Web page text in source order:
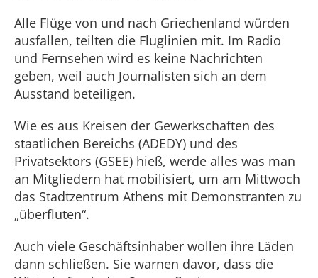
Alle Flüge von und nach Griechenland würden
ausfallen, teilten die Fluglinien mit. Im Radio
und Fernsehen wird es keine Nachrichten
geben, weil auch Journalisten sich an dem
Ausstand beteiligen.
Wie es aus Kreisen der Gewerkschaften des
staatlichen Bereichs (ADEDY) und des
Privatsektors (GSEE) hieß, werde alles was man
an Mitgliedern hat mobilisiert, um am Mittwoch
das Stadtzentrum Athens mit Demonstranten zu
„überfluten“.
Auch viele Geschäftsinhaber wollen ihre Läden
dann schließen. Sie warnen davor, dass die